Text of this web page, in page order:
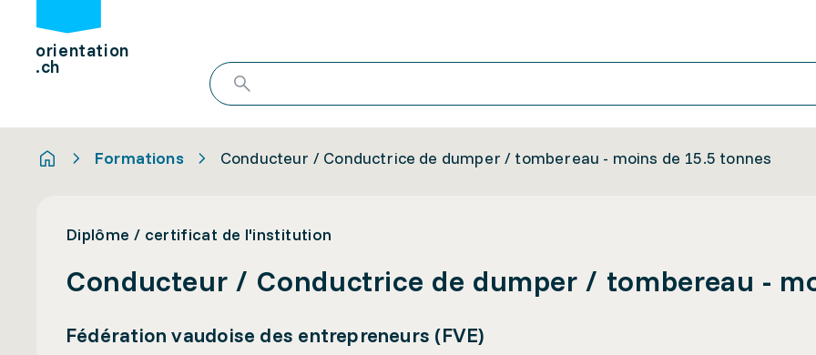
orientation
.ch
Formations Conducteur / Conductrice de dumper / tombereau - moins de 15.5 tonnes
Diplôme / certificat de l'institution
Conducteur / Conductrice de dumper / tombereau -
Fédération vaudoise des entrepreneurs (FVE)